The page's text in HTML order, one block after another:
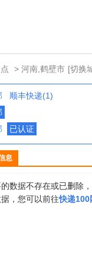
> 河南,鹤壁市 [切换
顺丰快递(1)
已认证
息
数据不存在或已删除
，您可以前往快递100